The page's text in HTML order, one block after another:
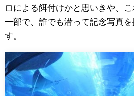
ロによる餌付けかと思いきや、
一部で、誰でも潜って記念写真
す。